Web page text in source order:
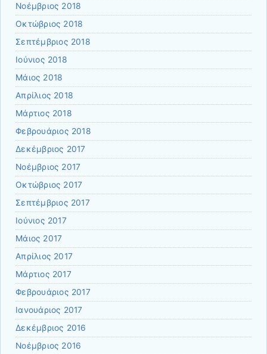
Νοέμβριος 2018
Οκτώβριος 2018
Σεπτέμβριος 2018
Ιούνιος 2018
Μάιος 2018
Απρίλιος 2018
Μάρτιος 2018
Φεβρουάριος 2018
Δεκέμβριος 2017
Νοέμβριος 2017
Οκτώβριος 2017
Σεπτέμβριος 2017
Ιούνιος 2017
Μάιος 2017
Απρίλιος 2017
Μάρτιος 2017
Φεβρουάριος 2017
Ιανουάριος 2017
Δεκέμβριος 2016
Νοέμβριος 2016